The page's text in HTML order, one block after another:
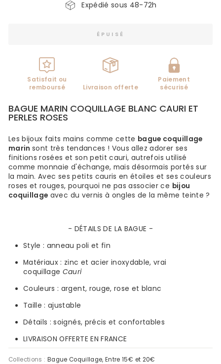
Expédié sous 48-72h
ÉPUISÉ
Satisfait ou
remboursé
Livraison offerte
Paiement
sécurisé
BAGUE MARIN COQUILLAGE BLANC CAURI ET
PERLES ROSES
Les bijoux faits mains comme cette bague coquillage
marinsont très tendances ! Vous allez adorer ses
finitions rosées et son petit cauri, autrefois utilisé
comme monnaie d'échange, mais désormais portés sur
la main. Avec ses petits cauris en étoiles et ses couleurs
roses et rouges, pourquoi ne pas associer ce bijou
coquillage avec du vernis à ongles de la même teinte ?
- DÉTAILSDE LA BAGUE -
Style : anneau poli et fin
Matériaux : zinc et acier inoxydable, vrai
coquillage Cauri
Couleurs : argent, rouge, rose et blanc
Taille : ajustable
Détails : soignés, précis et confortables
LIVRAISON OFFERTE EN FRANCE
Collections : Bague Coquillage,Entre 15€ et 20€